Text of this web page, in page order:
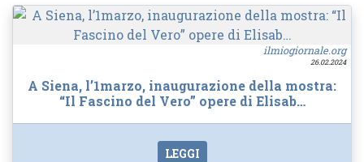
ilmiogiornale.org
26.02.2024
A Siena, l’1marzo, inaugurazione della mostra:
“Il Fascino del Vero” opere di Elisab…
LEGGI